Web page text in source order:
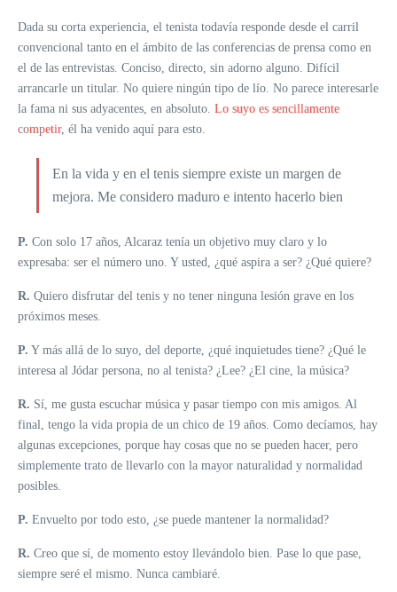
Dada su corta experiencia, el tenista todavía responde desde el carril
convencional tanto en el ámbito de las conferencias de prensa como en
el de las entrevistas. Conciso, directo, sin adorno alguno. Difícil
arrancarle un titular. No quiere ningún tipo de lío. No parece interesarle
la fama ni sus adyacentes, en absoluto. Lo suyo es sencillamente
competir, él ha venido aquí para esto.
En la vida y en el tenis siempre existe un margen de
mejora. Me considero maduro e intento hacerlo bien
P. Con solo 17 años, Alcaraz tenía un objetivo muy claro y lo
expresaba: ser el número uno. Y usted, ¿qué aspira a ser? ¿Qué quiere?
R. Quiero disfrutar del tenis y no tener ninguna lesión grave en los
próximos meses.
P. Y más allá de lo suyo, del deporte, ¿qué inquietudes tiene? ¿Qué le
interesa al Jódar persona, no al tenista? ¿Lee? ¿El cine, la música?
R. Sí, me gusta escuchar música y pasar tiempo con mis amigos. Al
final, tengo la vida propia de un chico de 19 años. Como decíamos, hay
algunas excepciones, porque hay cosas que no se pueden hacer, pero
simplemente trato de llevarlo con la mayor naturalidad y normalidad
posibles.
P. Envuelto por todo esto, ¿se puede mantener la normalidad?
R. Creo que sí, de momento estoy llevándolo bien. Pase lo que pase,
siempre seré el mismo. Nunca cambiaré.